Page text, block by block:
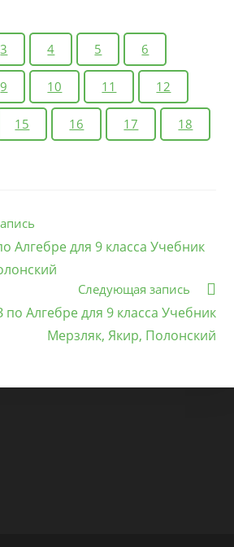
3 4 5 6
9 10 11 12
15 16 17 18
Алгебре для 9 класса Учебник
Следующая запись
Алгебре для 9 класса Учебник
Мерзляк, Якир, Полонский